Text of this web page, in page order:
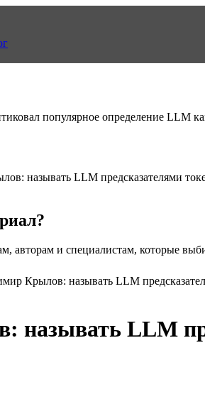
популярное определение LLM
называть LLM предсказателями
авторам и специалистам, которые
Крылов: называть LLM
называть LLM